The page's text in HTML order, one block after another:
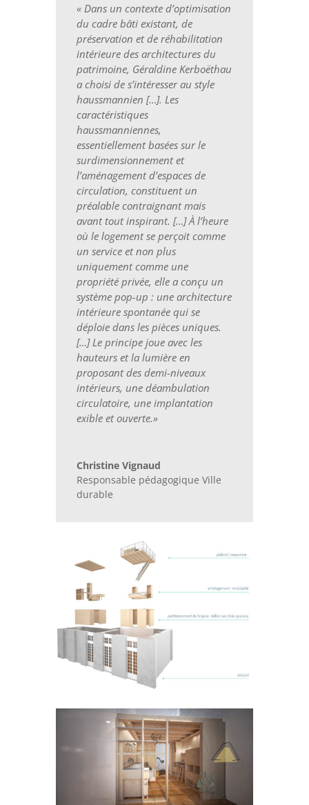
« Dans un contexte d’optimisation
du cadre bâti existant, de
préservation et de réhabilitation
intérieure des architectures du
patrimoine, Géraldine Kerboëthau
a choisi de s’intéresser au style
haussmannien […]. Les
caractéristiques
haussmanniennes,
essentiellement basées sur le
surdimensionnement et
l’aménagement d’espaces de
circulation, constituent un
préalable contraignant mais
avant tout inspirant. […] À l’heure
où le logement se perçoit comme
un service et non plus
uniquement comme une
propriété privée, elle a conçu un
système pop-up : une architecture
intérieure spontanée qui se
déploie dans les pièces uniques.
[…] Le principe joue avec les
hauteurs et la lumière en
proposant des demi-niveaux
intérieurs, une déambulation
circulatoire, une implantation
exible et ouverte.»
Christine Vignaud
Responsable pédagogique Ville
durable